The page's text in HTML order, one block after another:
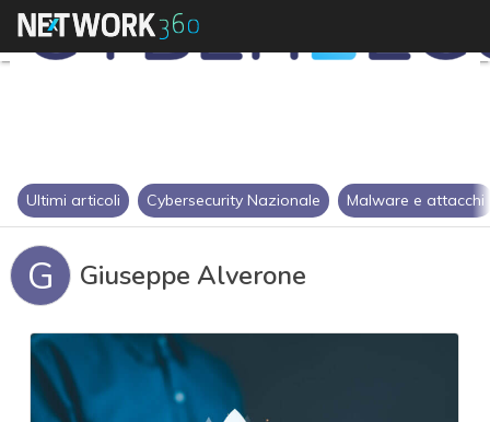
Ultimi articoli Cybersecurity Nazionale Malware e attacchi
G Giuseppe Alverone